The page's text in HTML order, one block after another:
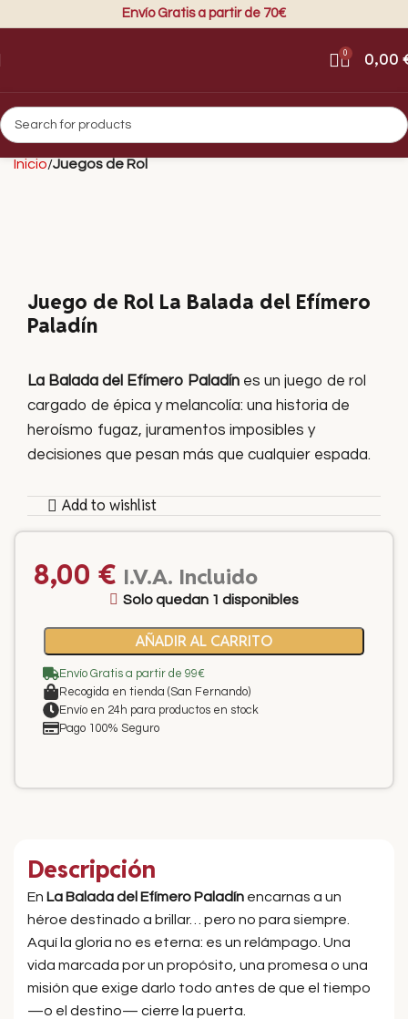
Envío Gratis a partir de 70€
0 0,00
Inicio Juegos de Rol
Juego de Rol La Balada del Efímero
Paladín
La Balada del Efímero Paladín es un juego de rol
cargado de épica y melancolía: una historia de
heroísmo fugaz, juramentos imposibles y
decisiones que pesan más que cualquier espada.
Add to wishlist
8,00 € I.V.A. Incluido
Solo quedan 1 disponibles
AÑADIR AL CARRITO
Envío Gratis a partir de 99€
Recogida en tienda (San Fernando)
Envío en 24h para productos en stock
Pago 100% Seguro
Descripción
En La Balada del Efímero Paladín encarnas a un
héroe destinado a brillar… pero no para siempre.
Aquí la gloria no es eterna: es un relámpago. Una
vida marcada por un propósito, una promesa o una
misión que exige darlo todo antes de que el tiempo
—o el destino— cierre la puerta.